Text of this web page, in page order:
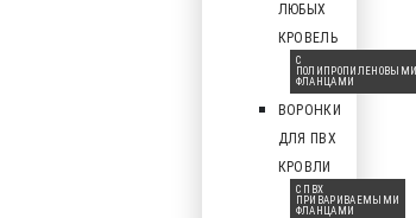
ЛЮБЫХ
КРОВЕЛЬ
С
ПОЛИПРОПИЛЕНОВЫМИ
ФЛАНЦАМИ
ВОРОНКИ
ДЛЯ ПВХ
КРОВЛИ
С ПВХ
ПРИВАРИВАЕМЫМИ
ФЛАНЦАМИ